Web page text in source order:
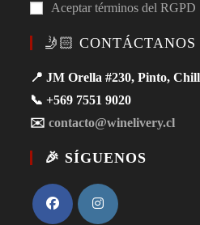
Aceptar términos del RGPD
🤳🏻 CONTÁCTANOS
📍 JM Orella #230, Pinto,
📞 +569 7551 9020
✉️contacto@winelivery.cl
🎉 SÍGUENOS